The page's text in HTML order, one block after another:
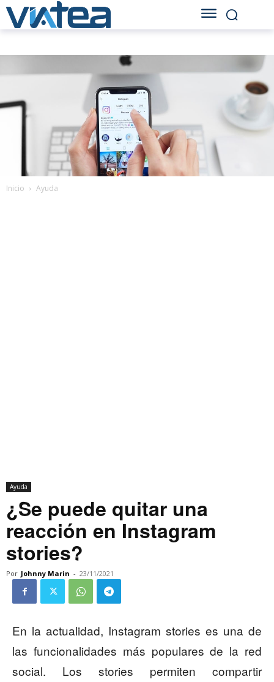
Inicio Ayuda
Ayuda
¿Se puede quitar una
reacción en Instagram
stories?
Por Johnny Marin - 23/11/2021
En la actualidad, Instagram stories es una de
las funcionalidades más populares de la red
social. Los stories permiten compartir